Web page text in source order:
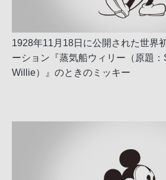
1928年11月18日に公開された世界
ーション『蒸気船ウィリー（原題
Willie）』のときのミッキー